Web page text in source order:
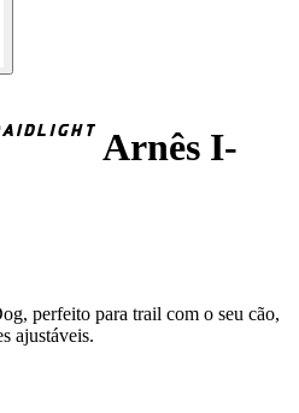
Arnês I-
perfeito para trail com o seu cão,
ajustáveis.